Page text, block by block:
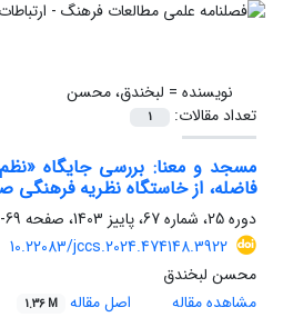
نویسنده = لبخندق، محسن
تعداد مقالات:
1
مسجد و معنا: بررسی جایگاه
فاضله، از خاستگاه نظریه فرهنگی
دوره 25، شماره 67، پاییز 1403، صفحه
69-101
10.22083/jccs.2024.474148.3922
محسن لبخندق
مشاهده مقاله
اصل مقاله 1.36 M